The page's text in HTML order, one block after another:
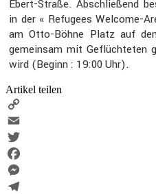
Ebert-Straße. Abschlie­ßend
in der « Refugees Welcome-
am Otto-Böhne Platz auf
gemeinsam mit Geflüch­teten
wird (Beginn : 19:00 Uhr).
Artikel teilen
Copy
Link
Email
Twitter
Facebook
Messenger